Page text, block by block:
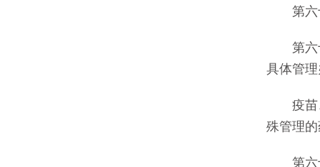
第六十
第六十
具体管
疫苗、
殊管理
第六十